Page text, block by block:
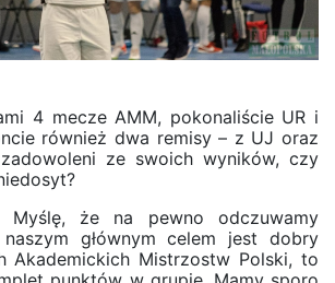
4 mecze AMM, pokonaliście UR i
również dwa remisy – z UJ oraz
ze swoich wyników, czy
Myślę, że na pewno odczuwamy
głównym celem jest dobry
Akademickich Mistrzostw Polski, to